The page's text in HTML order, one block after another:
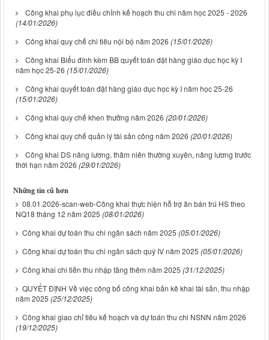
Công khai phụ lục điều chỉnh kế hoạch thu chi năm học 2025 - 2026
(14/01/2026)
Công khai quy chế chi tiêu nội bộ năm 2026 (15/01/2026)
Công khai Biểu đính kèm BB quyết toán đặt hàng giáo dục học kỳ I
năm học 25-26 (15/01/2026)
Công khai quyết toán đặt hàng giáo dục học kỳ I năm học 25-26
(15/01/2026)
Công khai quy chế khen thưởng năm 2026 (20/01/2026)
Công khai quy chế quản lý tài sản công năm 2026 (20/01/2026)
Công khai DS nâng lương, thâm niên thường xuyên, nâng lương trước
thời hạn năm 2026 (29/01/2026)
Những tin cũ hơn
08.01.2026-scan-web-Công khai thực hiện hỗ trợ ăn bán trú HS theo
NQ18 tháng 12 năm 2025 (08/01/2026)
Công khai dự toán thu chi ngân sách năm 2025 (05/01/2026)
Công khai dự toán thu chi ngân sách quý IV năm 2025 (05/01/2026)
Công khai chi tiền thu nhập tăng thêm năm 2025 (31/12/2025)
QUYẾT ĐỊNH Về việc công bố công khai bản kê khai tài sản, thu nhập
năm 2025 (25/12/2025)
Công khai giao chỉ tiêu kế hoạch và dự toán thu chi NSNN năm 2026
(19/12/2025)